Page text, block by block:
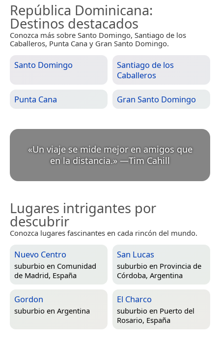
República Dominicana:
Destinos destacados
Conozca más sobre Santo Domingo, Santiago de los
Caballeros, Punta Cana y Gran Santo Domingo.
Santo Domingo
Santiago de los
Caballeros
Punta Cana Gran Santo Domingo
«Un viaje se mide mejor en amigos que
en la distancia.» —Tim Cahill
Lugares intrigantes por
descubrir
Conozca lugares fascinantes en cada rincón del mundo.
Nuevo Centro
suburbio en Comunidad
de Madrid, España
San Lucas
suburbio en Provincia de
Córdoba, Argentina
Gordon
suburbio en Argentina
El Charco
suburbio en Puerto del
Rosario, España